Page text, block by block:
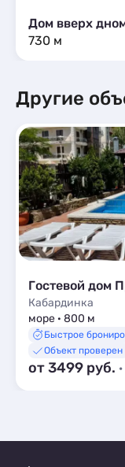
Дом вверх
730 м
Другие
Кабардинка
море · 800 м
Быстрое
Объект проверен
от 3499 руб.